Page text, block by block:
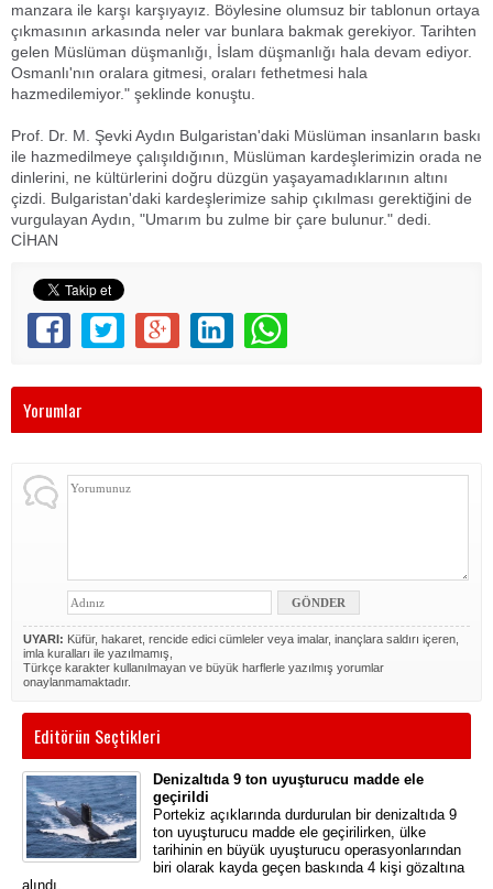
manzara ile karşı karşıyayız. Böylesine olumsuz bir tablonun ortaya
çıkmasının arkasında neler var bunlara bakmak gerekiyor. Tarihten
gelen Müslüman düşmanlığı, İslam düşmanlığı hala devam ediyor.
Osmanlı'nın oralara gitmesi, oraları fethetmesi hala
hazmedilemiyor." şeklinde konuştu.
Prof. Dr. M. Şevki Aydın Bulgaristan'daki Müslüman insanların baskı
ile hazmedilmeye çalışıldığının, Müslüman kardeşlerimizin orada ne
dinlerini, ne kültürlerini doğru düzgün yaşayamadıklarının altını
çizdi. Bulgaristan'daki kardeşlerimize sahip çıkılması gerektiğini de
vurgulayan Aydın, "Umarım bu zulme bir çare bulunur." dedi.
CİHAN
Yorumlar
UYARI: Küfür, hakaret, rencide edici cümleler veya imalar, inançlara saldırı içeren,
imla kuralları ile yazılmamış,
Türkçe karakter kullanılmayan ve büyük harflerle yazılmış yorumlar
onaylanmamaktadır.
Editörün Seçtikleri
Denizaltıda 9 ton uyuşturucu madde ele
geçirildi
Portekiz açıklarında durdurulan bir denizaltıda 9
ton uyuşturucu madde ele geçirilirken, ülke
tarihinin en büyük uyuşturucu operasyonlarından
biri olarak kayda geçen baskında 4 kişi gözaltına
alındı.